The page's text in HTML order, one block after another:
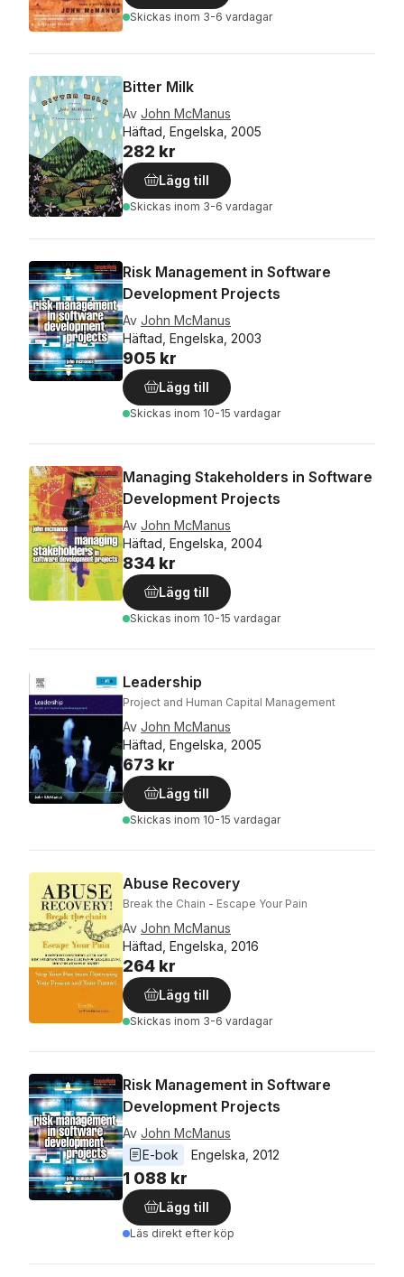
Skickas inom 3-6 vardagar
Bitter Milk
Av John McManus
Häftad, Engelska, 2005
282 kr
Lägg till
Skickas inom 3-6 vardagar
Risk Management in Software
Development Projects
Av John McManus
Häftad, Engelska, 2003
905 kr
Lägg till
Skickas inom 10-15 vardagar
Managing Stakeholders in Software
Development Projects
Av John McManus
Häftad, Engelska, 2004
834 kr
Lägg till
Skickas inom 10-15 vardagar
Leadership
Project and Human Capital Management
Av John McManus
Häftad, Engelska, 2005
673 kr
Lägg till
Skickas inom 10-15 vardagar
Abuse Recovery
Break the Chain - Escape Your Pain
Av John McManus
Häftad, Engelska, 2016
264 kr
Lägg till
Skickas inom 3-6 vardagar
Risk Management in Software
Development Projects
Av John McManus
E-bok
Engelska, 2012
1 088 kr
Lägg till
Läs direkt efter köp